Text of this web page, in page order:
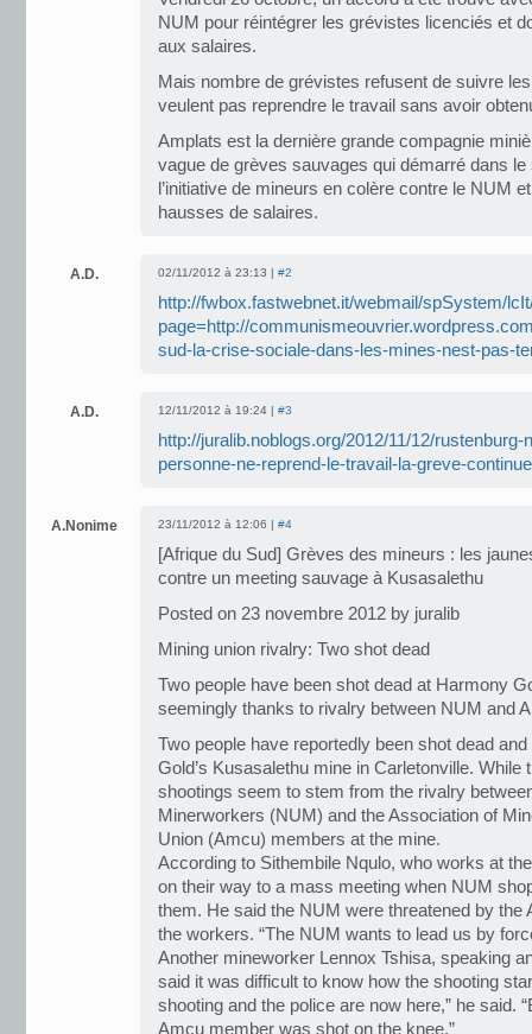
NUM pour réintégrer les grévistes licenciés et
aux salaires.
Mais nombre de grévistes refusent de suivre
veulent pas reprendre le travail sans avoir
Amplats est la dernière grande compagnie
vague de grèves sauvages qui démarré dans
l’initiative de mineurs en colère contre le NUM
hausses de salaires.
A.D. 02/11/2012 à 23:13 | #2
http://fwbox.fastwebnet.it/webmail/spSystem/
page=http://
sud-la-crise-sociale-dans-les-mines-nest-pas-
A.D. 12/11/2012 à 19:24 | #3
http://juralib.noblogs.org/2012/11/12/
personne-ne-reprend-le-travail-la-greve-
A.Nonime 23/11/2012 à 12:06 | #4
[Afrique du Sud] Grèves des mineurs : les
contre un meeting sauvage à Kusasalethu
Posted on 23 novembre 2012 by juralib
Mining union rivalry: Two shot dead
Two people have been shot dead at Harmony
seemingly thanks to rivalry between NUM and
Two people have reportedly been shot dead
Gold’s Kusasalethu mine in Carletonville. While
shootings seem to stem from the rivalry
Minerworkers (NUM) and the Association of
Union (Amcu) members at the mine.
According to Sithembile Nqulo, who works at
on their way to a mass meeting when NUM
them. He said the NUM were threatened by the
the workers. “The NUM wants to lead us by
Another mineworker Lennox Tshisa, speaking
said it was difficult to know how the shooting
shooting and the police are now here,” he said.
Amcu member was shot on the knee.”